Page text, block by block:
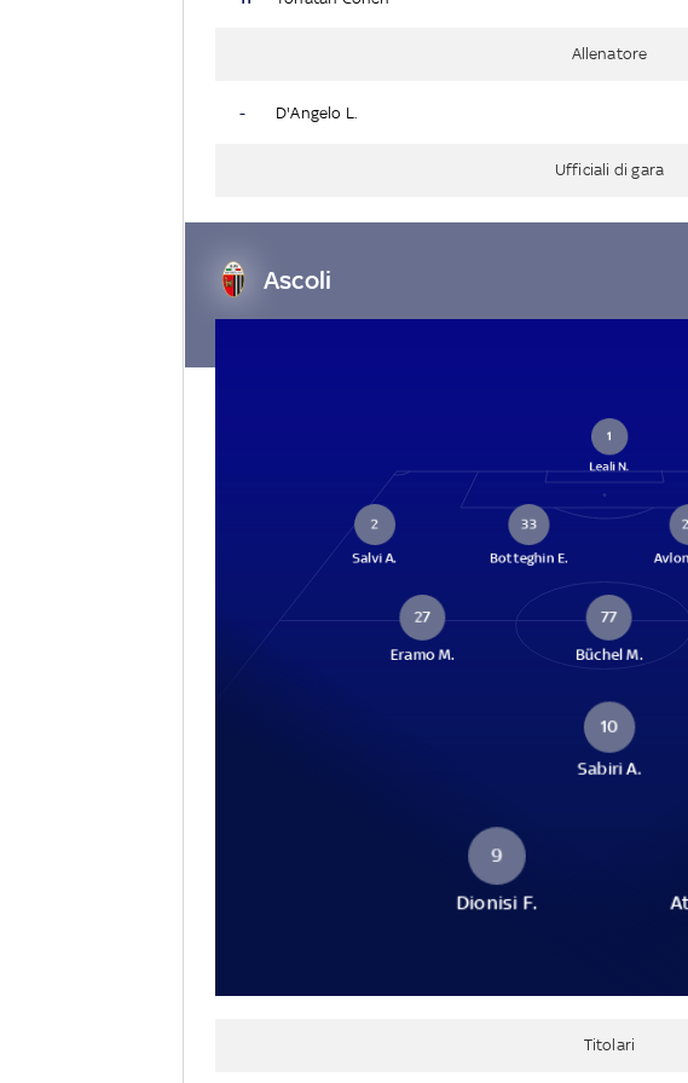
Allenatore
- D'Angelo L.
Ufficiali di gara
Ascoli
1
Leali N.
2
Salvi A.
33
Botteghin E.
27
Eramo M.
77
Büchel M.
10
Sabiri A.
9
Dionisi F.
Titolari